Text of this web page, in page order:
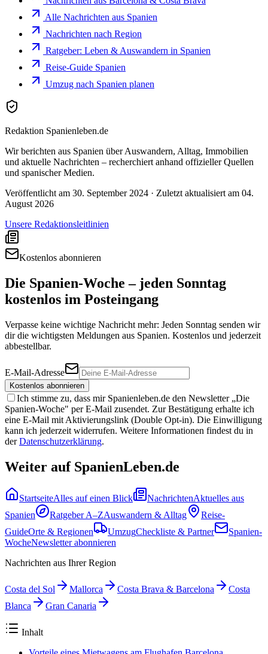
Alle Nachrichten aus Spanien
Nachrichten nach Region
Ratgeber: Leben & Auswandern in Spanien
Reise-Guide Spanien
Umzug nach Spanien planen
Redaktion Spanienleben.de
Wir berichten aus Spanien über Auswandern, Alltag, Immobilien
und aktuelle Nachrichten – recherchiert anhand offizieller Quellen
und spanischer Medien.
Veröffentlicht am 30. September 2024 · Zuletzt aktualisiert am 04.
August 2026
Unsere Redaktionsleitlinien
Kostenlos abonnieren
Die Spanien-Woche – jeden Sonntag
kostenlos im Posteingang
Verpasse keine wichtige Nachricht mehr: Jeden Sonntag senden wir
dir die wichtigsten Meldungen aus Spanien. Kostenlos und jederzeit
abbestellbar.
E-Mail-Adresse
Kostenlos abonnieren
Ich stimme zu, dass mir Spanienleben.de den Newsletter „Die
Spanien-Woche" per E-Mail zusendet. Zur Bestätigung erhalte ich
eine E-Mail mit Aktivierungslink (Double Opt-in). Die Einwilligung
kann ich jederzeit widerrufen. Weitere Informationen findest du in
der Datenschutzerklärung.
Weiter auf SpanienLeben.de
StartseiteAlles auf einen Blick NachrichtenAktuelles aus
Spanien
Ratgeber A–ZAuswandern & Alltag
Reise-
GuideOrte & Regionen UmzugCheckliste & Partner
Spanien-
WocheNewsletter abonnieren
Nachrichten aus Ihrer Region
Costa del Sol Mallorca Costa Brava & Barcelona
Costa
Blanca
Gran Canaria
Inhalt